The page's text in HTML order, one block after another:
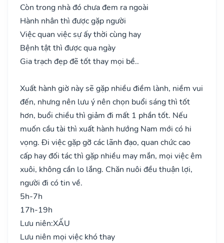
Còn trong nhà đó chưa đem ra ngoài
Hành nhân thì được gặp người
Việc quan việc sự ấy thời cùng hay
Bệnh tật thì được qua ngày
Gia trạch đẹp đẽ tốt thay mọi bề..
Xuất hành giờ này sẽ gặp nhiều điềm lành, niềm vui
đến, nhưng nên lưu ý nên chọn buổi sáng thì tốt
hơn, buổi chiều thì giảm đi mất 1 phần tốt. Nếu
muốn cầu tài thì xuất hành hướng Nam mới có hi
vọng. Đi việc gặp gỡ các lãnh đạo, quan chức cao
cấp hay đối tác thì gặp nhiều may mắn, mọi việc êm
xuôi, không cần lo lắng. Chăn nuôi đều thuận lợi,
người đi có tin về.
5h-7h
17h-19h
Lưu niên:XẤU
Lưu niên mọi việc khó thay